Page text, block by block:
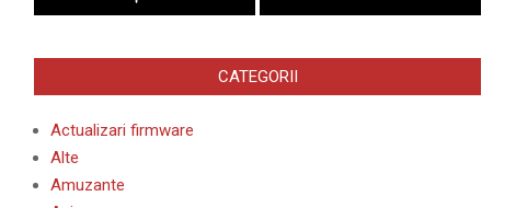
CATEGORII
Actualizari firmware
Alte
Amuzante